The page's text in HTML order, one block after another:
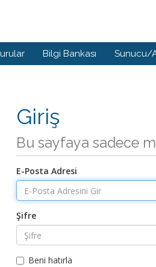
Bilgi Bankası Sunucu/
Giriş
Bu sayfaya sadece
E-Posta Adresi
Şifre
Beni hatırla